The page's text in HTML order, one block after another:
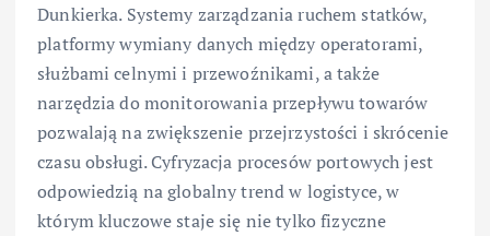
Dunkierka. Systemy zarządzania ruchem statków,
platformy wymiany danych między operatorami,
służbami celnymi i przewoźnikami, a także
narzędzia do monitorowania przepływu towarów
pozwalają na zwiększenie przejrzystości i skrócenie
czasu obsługi. Cyfryzacja procesów portowych jest
odpowiedzią na globalny trend w logistyce, w
którym kluczowe staje się nie tylko fizyczne